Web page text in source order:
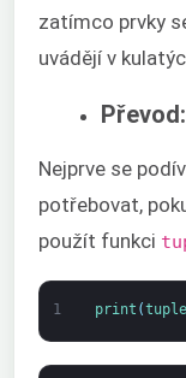
zatímco prvky
uvádějí v
Nejprve se
potřebovat,
použít funkci
1 print (tuple